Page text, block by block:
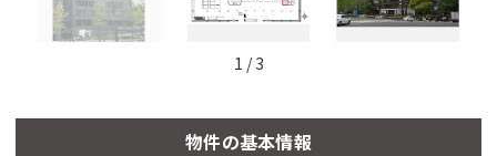
物件の基本情報
1 /3
閉じる